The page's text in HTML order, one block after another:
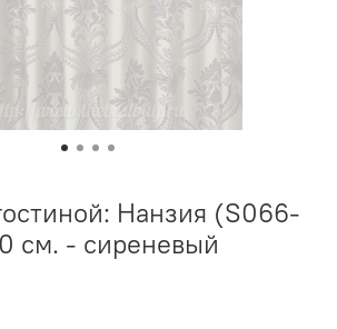
Нанзия (S066-
см. - сиреневый